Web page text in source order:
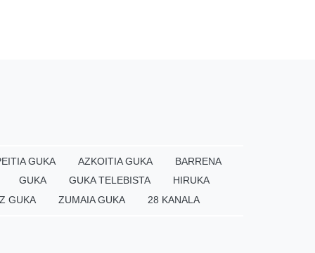
GUKA AZKOITIA GUKA
BARRENA
GUKA
GUKA TELEBISTA
HIRUKA
GUKA
ZUMAIA GUKA 28 KANALA